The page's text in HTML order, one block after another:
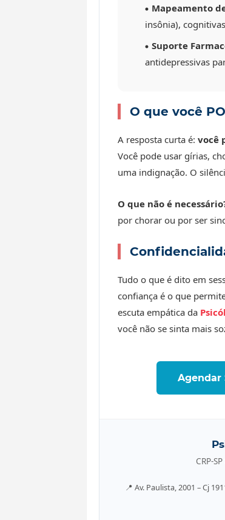
Mapeamento
insônia),
Suporte
antidepressivas
O que você
A resposta curta é: você
Você pode usar gírias,
uma indignação. O
O que não é
por chorar ou por ser
Tudo o que é dito em
confiança é o que
escuta empática da
você não se sinta mais
Agendar
CRP-
📍 Av. Paulista, 2001 – Cj